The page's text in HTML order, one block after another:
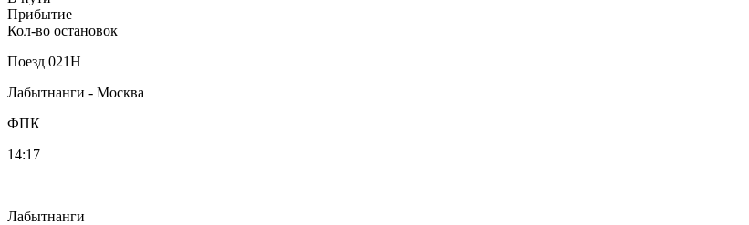
Прибытие
Кол-во остановок
Поезд 021Н
Лабытнанги - Москва
ФПК
14:17
Лабытнанги